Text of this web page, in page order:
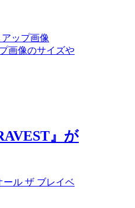
ップ画像
画像のサイズや
』が
ール ザ ブレイベ